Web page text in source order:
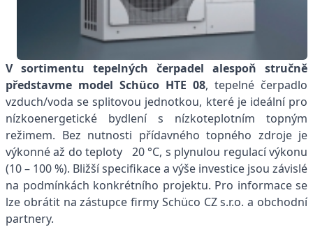
V sortimentu tepelných čerpadel alespoň stručně
představme model Schüco HTE 08, tepelné čerpadlo
vzduch/voda se splitovou jednotkou, které je ideální pro
nízkoenergetické bydlení s nízkoteplotním topným
režimem. Bez nutnosti přídavného topného zdroje je
výkonné až do teploty 20 °C, s plynulou regulací výkonu
(10 – 100 %). Bližší specifikace a výše investice jsou závislé
na podmínkách konkrétního projektu. Pro informace se
lze obrátit na zástupce firmy Schüco CZ s.r.o. a obchodní
partnery.